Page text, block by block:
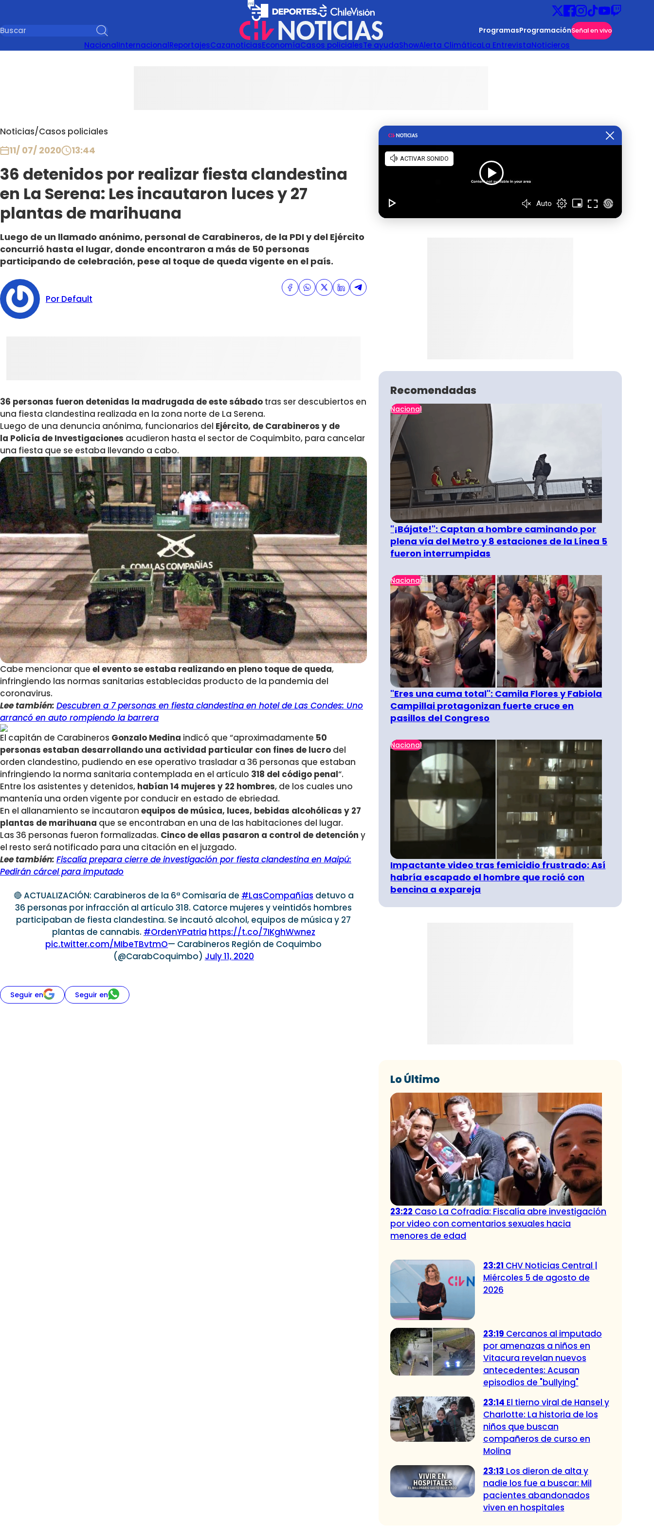
ProgramasProgramaciónSeñal en vivo
NacionalInternacionalReportajesCazanoticiasEconomíaCasos policialesTe ayudaShowAlerta ClimáticaLa EntrevistaNoticieros
Noticias/Casos policiales
11/ 07/ 2020 13:44
36 detenidos por realizar fiesta clandestina
en La Serena: Les incautaron luces y 27
plantas de marihuana
Luego de un llamado anónimo, personal de Carabineros, de la PDI y del Ejército
concurrió hasta el lugar, donde encontraron a más de 50 personas
participando de celebración, pese al toque de queda vigente en el país.
Por Default
36 personas fueron detenidas la madrugada de este sábado tras ser descubiertos en
una fiesta clandestina realizada en la zona norte de La Serena.
Luego de una denuncia anónima, funcionarios del Ejército, de Carabineros y de
la Policía de Investigaciones acudieron hasta el sector de Coquimbito, para cancelar
una fiesta que se estaba llevando a cabo.
Cabe mencionar que el evento se estaba realizando en pleno toque de queda,
infringiendo las normas sanitarias establecidas producto de la pandemia del
coronavirus.
Lee también: Descubren a 7 personas en fiesta clandestina en hotel de Las Condes: Uno
arrancó en auto rompiendo la barrera
El capitán de Carabineros Gonzalo Medina indicó que “aproximadamente 50
personas estaban desarrollando una actividad particular con fines de lucro del
orden clandestino, pudiendo en ese operativo trasladar a 36 personas que estaban
infringiendo la norma sanitaria contemplada en el artículo 318 del código penal“.
Entre los asistentes y detenidos, habían 14 mujeres y 22 hombres, de los cuales uno
mantenía una orden vigente por conducir en estado de ebriedad.
En el allanamiento se incautaron equipos de música, luces, bebidas alcohólicas y 27
plantas de marihuana que se encontraban en una de las habitaciones del lugar.
Las 36 personas fueron formalizadas. Cinco de ellas pasaron a control de detención y
el resto será notificado para una citación en el juzgado.
Lee también: Fiscalía prepara cierre de investigación por fiesta clandestina en Maipú:
Pedirán cárcel para imputado
🔴 ACTUALIZACIÓN: Carabineros de la 6ª Comisaría de #LasCompañías detuvo a
36 personas por infracción al artículo 318. Catorce mujeres y veintidós hombres
participaban de fiesta clandestina. Se incautó alcohol, equipos de música y 27
plantas de cannabis. #OrdenYPatria https://t.co/7IKghWwnez
pic.twitter.com/MIbeTBvtmO— Carabineros Región de Coquimbo
(@CarabCoquimbo) July 11, 2020
Seguir en Seguir en
Recomendadas
Nacional
"¡Bájate!": Captan a hombre caminando por
plena vía del Metro y 8 estaciones de la Línea 5
fueron interrumpidas
Nacional
"Eres una cuma total": Camila Flores y Fabiola
Campillai protagonizan fuerte cruce en
pasillos del Congreso
Nacional
Impactante video tras femicidio frustrado: Así
habría escapado el hombre que roció con
bencina a expareja
Lo Último
23:22 Caso La Cofradía: Fiscalía abre investigación
por video con comentarios sexuales hacia
menores de edad
23:21 CHV Noticias Central |
Miércoles 5 de agosto de
2026
23:19 Cercanos al imputado
por amenazas a niños en
Vitacura revelan nuevos
antecedentes: Acusan
episodios de "bullying"
23:14 El tierno viral de Hansel y
Charlotte: La historia de los
niños que buscan
compañeros de curso en
Molina
23:13 Los dieron de alta y
nadie los fue a buscar: Mil
pacientes abandonados
viven en hospitales